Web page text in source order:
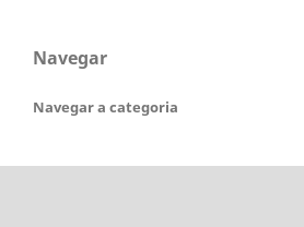
Navegar
Navegar a categoria